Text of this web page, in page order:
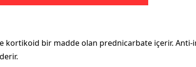
kortikoid bir madde olan prednicarbate içerir.